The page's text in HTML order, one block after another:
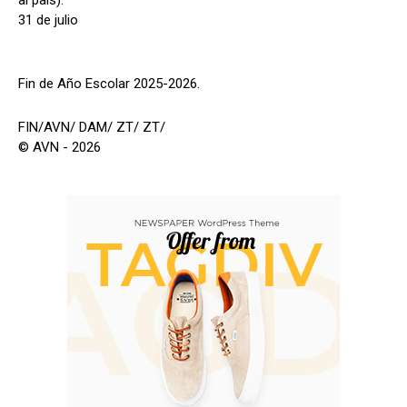
31 de julio
Fin de Año Escolar 2025-2026.
FIN/AVN/ DAM/ ZT/ ZT/
© AVN - 2026